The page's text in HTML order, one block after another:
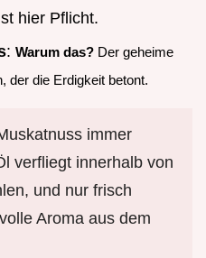
hier Pflicht.
: Warum das? Der geheime
der die Erdigkeit betont.
immer
verfliegt innerhalb von
und nur frisch
Aroma aus dem